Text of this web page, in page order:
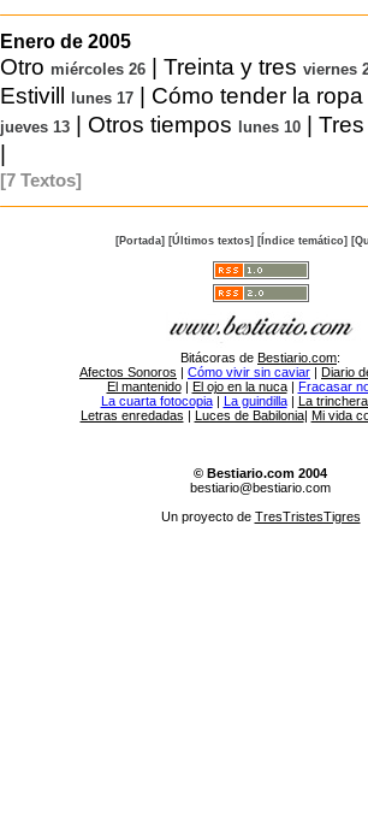
Enero de 2005
Otro miércoles 26 Treinta y tres viernes
Estivill lunes 17 Cómo tender la ropa
jueves 13 Otros tiempos lunes 10
[7 Textos]
[Portada] [Últimos textos] [Índice temático]
Bitácoras de Bestiario.com:
Afectos Sonoros | Cómo vivir sin caviar | Diario
El mantenido| El ojo en la nuca| Fracasar
La cuarta fotocopia| La guindilla| La
Letras enredadas | Luces de Babilonia| Mi vida
© Bestiario.com 2004
bestiario@bestiario.com
Un proyecto de TresTristesTigres